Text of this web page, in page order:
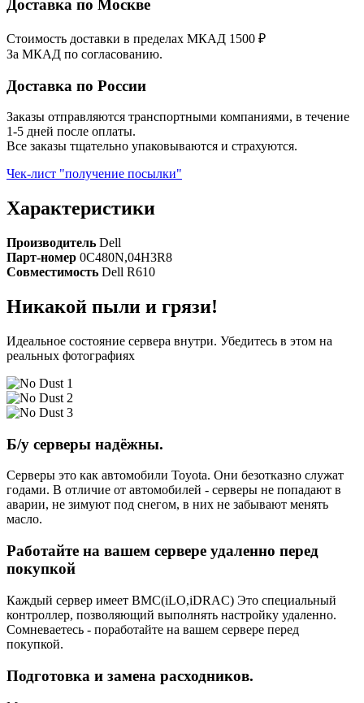
Доставка по Москве
Стоимость доставки в пределах МКАД 1500 ₽
За МКАД по согласованию.
Доставка по России
Заказы отправляются транспортными компаниями, в течение
1-5 дней после оплаты.
Все заказы тщательно упаковываются и страхуются.
Чек-лист "получение посылки"
Характеристики
Производитель Dell
Парт-номер 0C480N,04H3R8
Совместимость Dell R610
Никакой пыли и грязи!
Идеальное состояние сервера внутри. Убедитесь в этом на
реальных фотографиях
Б/у серверы надёжны.
Серверы это как автомобили Toyota. Они безотказно служат
годами. В отличие от автомобилей - серверы не попадают в
аварии, не зимуют под снегом, в них не забывают менять
масло.
Работайте на вашем сервере удаленно перед
покупкой
Каждый сервер имеет BMC(iLO,iDRAC) Это специальный
контроллер, позволяющий выполнять настройку удаленно.
Сомневаетесь - поработайте на вашем сервере перед
покупкой.
Подготовка и замена расходников.